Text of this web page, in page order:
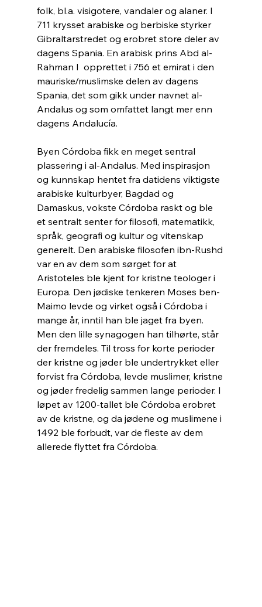
folk, bl.a. visigotere, vandaler og alaner. I
711 krysset arabiske og berbiske styrker
Gibraltarstredet og erobret store deler av
dagens Spania. En arabisk prins Abd al-
Rahman I  opprettet i 756 et emirat i den
mauriske/muslimske delen av dagens
Spania, det som gikk under navnet al-
Andalus og som omfattet langt mer enn
dagens Andalucía.
Byen Córdoba fikk en meget sentral
plassering i al-Andalus. Med inspirasjon
og kunnskap hentet fra datidens viktigste
arabiske kulturbyer, Bagdad og
Damaskus, vokste Córdoba raskt og ble
et sentralt senter for filosofi, matematikk,
språk, geografi og kultur og vitenskap
generelt. Den arabiske filosofen ibn-Rushd
var en av dem som sørget for at
Aristoteles ble kjent for kristne teologer i
Europa. Den jødiske tenkeren Moses ben-
Maimo levde og virket også i Córdoba i
mange år, inntil han ble jaget fra byen.
Men den lille synagogen han tilhørte, står
der fremdeles. Til tross for korte perioder
der kristne og jøder ble undertrykket eller
forvist fra Córdoba, levde muslimer, kristne
og jøder fredelig sammen lange perioder. I
løpet av 1200-tallet ble Córdoba erobret
av de kristne, og da jødene og muslimene i
1492 ble forbudt, var de fleste av dem
allerede flyttet fra Córdoba.